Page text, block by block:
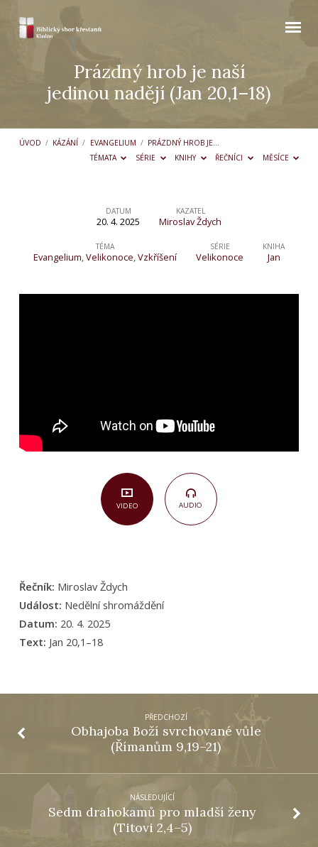
Prázdný hrob je naší
jedinou nadějí (Jan 20,1–18)
ÚVOD / KÁZÁNÍ / EVANGELIUM / PRÁZDNÝ HROB JE…
TÉMATA
SÉRIE KNIHY ŘEČNÍCI MĚSÍCE
hrob
naší
DATUM
20. 4. 2025
KAZATEL
Miroslav Ždych
TÉMA
Evangelium,Velikonoce,Vzkříšení
SÉRIE
Velikonoce
KNIHA
Jan
VIDEO AUDIO
Řečník: Miroslav Ždych
Událost: Nedělní shromáždění
Datum: 20. 4. 2025
Text: Jan 20,1–18
PŘEDCHOZÍ
Obhajoba Boží svrchované vůle
(Římanům 9,19–21)
NÁSLEDUJÍCÍ
Sedm drahokamů pro mladší ženy
(Titovi 2,4–5)